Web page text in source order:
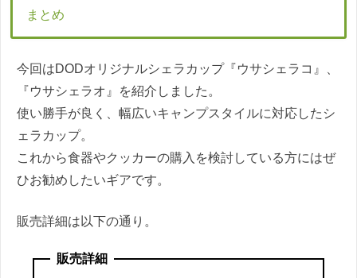
まとめ
今回はDODオリジナルシェラカップ『ウサシェラコ』、
『ウサシェラオ』を紹介しました。
使い勝手が良く、幅広いキャンプスタイルに対応したシ
ェラカップ。
これから食器やクッカーの購入を検討している方にはぜ
ひお勧めしたいギアです。
販売詳細は以下の通り。
販売詳細